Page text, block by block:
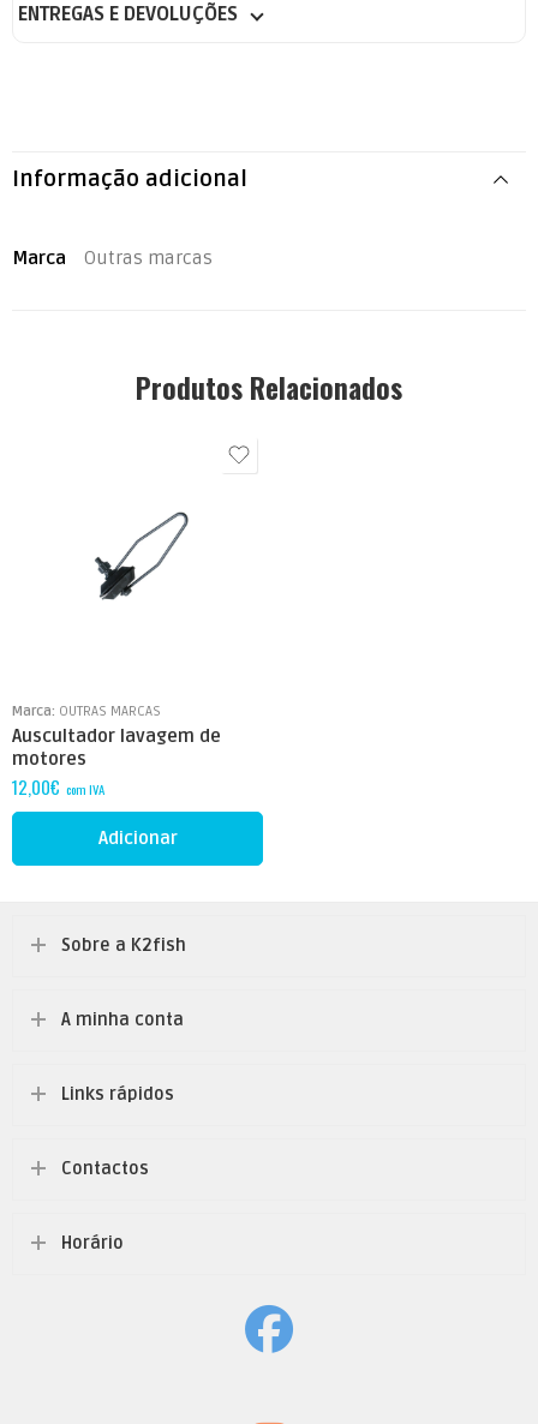
ENTREGAS E DEVOLUÇÕES
Informação adicional
Marca Outras marcas
Produtos Relacionados
Marca: OUTRAS MARCAS
Auscultador lavagem de
motores
12,00€ com IVA
Adicionar
Sobre a K2fish
A minha conta
Links rápidos
Contactos
Horário